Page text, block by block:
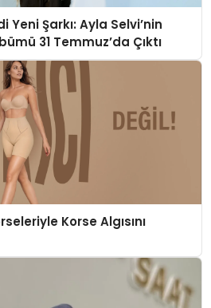
Yeni Şarkı: Ayla Selvi’nin
31 Temmuz’da Çıktı
Korse Algısını